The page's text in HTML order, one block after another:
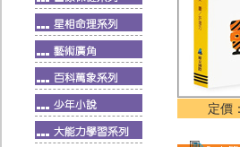
定價